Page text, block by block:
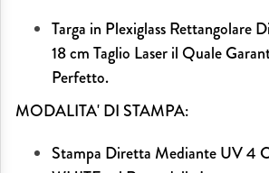
Targa in Plexiglass Rettangolare
18 cm Taglio Laser il Quale
Perfetto.
MODALITA' DI STAMPA:
Stampa Diretta Mediante UV 4